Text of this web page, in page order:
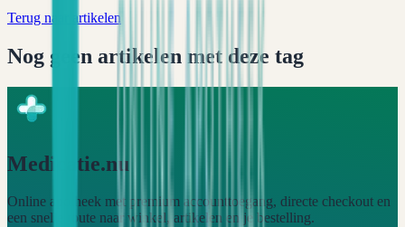
Terug naar artikelen
Nog geen artikelen met deze tag
Medicatie.nu
Online apotheek met premium accounttoegang, directe checkout en
een snelle route naar winkel, artikelen en je bestelling.